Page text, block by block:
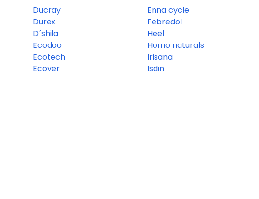
Ducray
Durex
D´shila
Ecodoo
Ecotech
Ecover
Enna cycle
Febredol
Heel
Homo naturals
Irisana
Isdin